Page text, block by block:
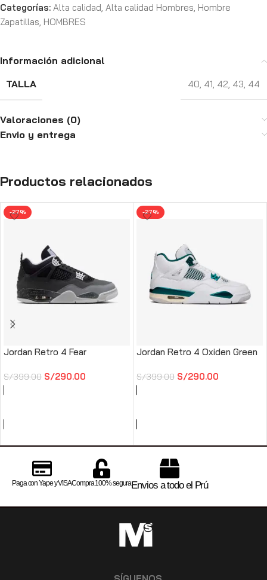
Categorías: Alta calidad, Alta calidad Hombres, Hombre
Zapatillas, HOMBRES
Información adicional
TALLA
40, 41, 42, 43, 44
Valoraciones (0)
Envio y entrega
Productos relacionados
-27%
Jordan Retro 4 Fear
S/399.00 S/290.00
-27%
Jordan Retro 4 Oxiden Green
S/399.00 S/290.00
Paga con Yape y VISACompra 100% seguraEnvios a todo el Prú